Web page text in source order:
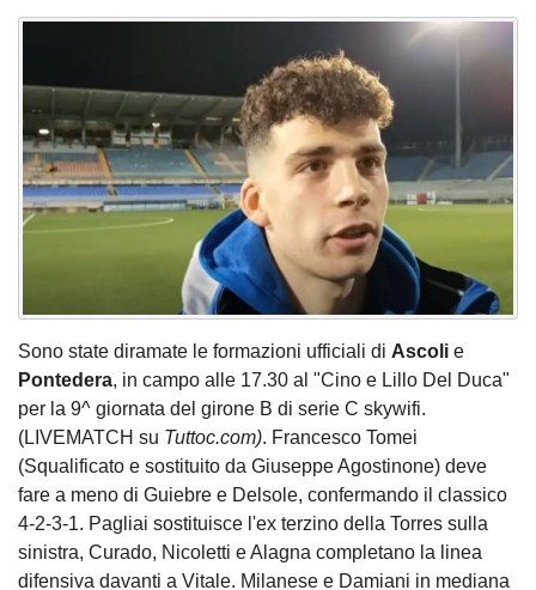
Sono state diramate le formazioni ufficiali di Ascoli e
Pontedera, in campo alle 17.30 al "Cino e Lillo Del Duca"
per la 9^ giornata del girone B di serie C skywifi.
(LIVEMATCH su Tuttoc.com). Francesco Tomei
(Squalificato e sostituito da Giuseppe Agostinone) deve
fare a meno di Guiebre e Delsole, confermando il classico
4-2-3-1. Pagliai sostituisce l'ex terzino della Torres sulla
sinistra, Curado, Nicoletti e Alagna completano la linea
difensiva davanti a Vitale. Milanese e Damiani in mediana